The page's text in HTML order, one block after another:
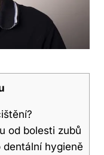
od‍ bolesti zubů
dentální hygieně